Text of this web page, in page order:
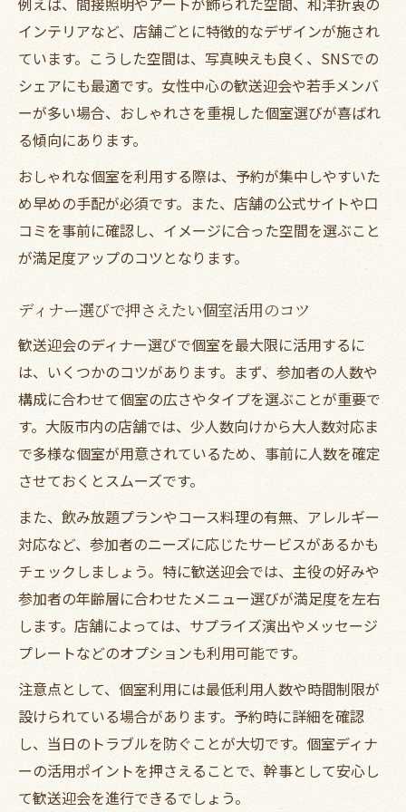
インテリアなど、店舗ごとに特徴的なデザインが施され
ています。こうした空間は、写真映えも良く、SNSでの
シェアにも最適です。女性中心の歓送迎会や若手メンバ
ーが多い場合、おしゃれさを重視した個室選びが喜ばれ
る傾向にあります。
おしゃれな個室を利用する際は、予約が集中しやすいた
め早めの手配が必須です。また、店舗の公式サイトや口
コミを事前に確認し、イメージに合った空間を選ぶこと
が満足度アップのコツとなります。
ディナー選びで押さえたい個室活用のコツ
歓送迎会のディナー選びで個室を最大限に活用するに
は、いくつかのコツがあります。まず、参加者の人数や
構成に合わせて個室の広さやタイプを選ぶことが重要で
す。大阪市内の店舗では、少人数向けから大人数対応ま
で多様な個室が用意されているため、事前に人数を確定
させておくとスムーズです。
また、飲み放題プランやコース料理の有無、アレルギー
対応など、参加者のニーズに応じたサービスがあるかも
チェックしましょう。特に歓送迎会では、主役の好みや
参加者の年齢層に合わせたメニュー選びが満足度を左右
します。店舗によっては、サプライズ演出やメッセージ
プレートなどのオプションも利用可能です。
注意点として、個室利用には最低利用人数や時間制限が
設けられている場合があります。予約時に詳細を確認
し、当日のトラブルを防ぐことが大切です。個室ディナ
ーの活用ポイントを押さえることで、幹事として安心し
て歓送迎会を進行できるでしょう。